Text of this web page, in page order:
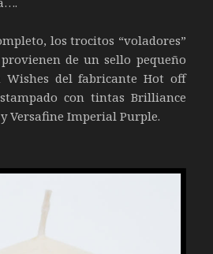
los trocitos “voladores”
de un sello pequeño
Wishes del fabricante Hot off
con tintas Brilliance
Versafine Imperial Purple.